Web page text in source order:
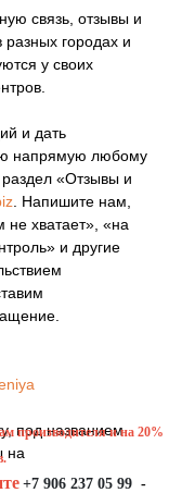
связь, отзывы и
городах и
у своих
и дать
напрямую любому
«Отзывы и
. Напишите нам,
не хватает», «на
и другие
под названием
на
производителя и на 20%
+7 906 237 05 99 -